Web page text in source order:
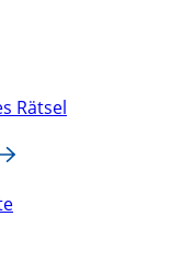
Rätsel